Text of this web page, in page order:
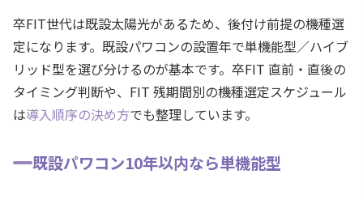
卒FIT世代は既設太陽光があるため、後付け前提の機種選
定になります。既設パワコンの設置年で単機能型／ハイブ
リッド型を選び分けるのが基本です。卒FIT 直前・直後の
タイミング判断や、FIT 残期間別の機種選定スケジュール
は導入順序の決め方でも整理しています。
既設パワコン10年以内なら単機能型